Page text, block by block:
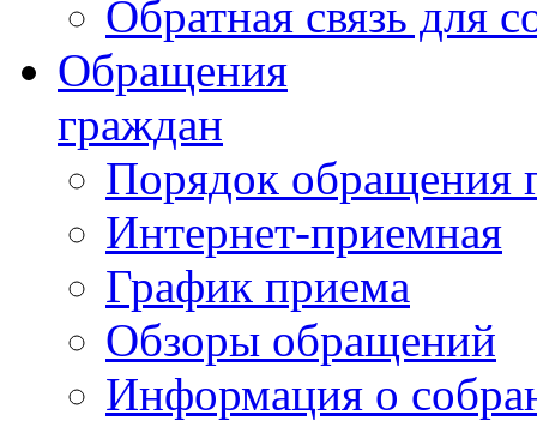
Обратная связь для
Обращения
граждан
Порядок обращения
Интернет-приемная
График приема
Обзоры обращений
Информация о